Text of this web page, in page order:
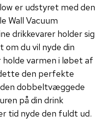
er udstyret med den
Wall Vacuum
drikkevarer holder sig
om du vil nyde din
varmen i løbet af
den perfekte
dobbeltvæggede
på din drink
tid nyde den fuldt ud.